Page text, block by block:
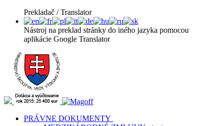
Prekladač / Translator
Nástroj na preklad stránky do iného jazyka pomocou
aplikácie Google Translator
PRÁVNE DOKUMENTY